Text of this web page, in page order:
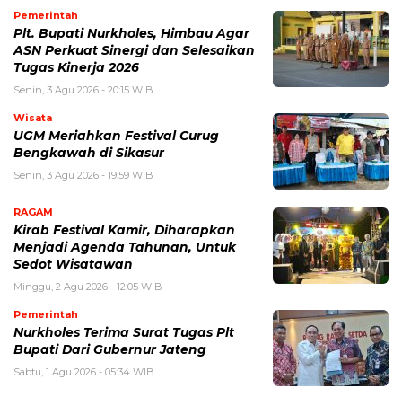
Pemerintah
Plt. Bupati Nurkholes, Himbau Agar
ASN Perkuat Sinergi dan Selesaikan
Tugas Kinerja 2026
Senin, 3 Agu 2026 - 20:15 WIB
Wisata
UGM Meriahkan Festival Curug
Bengkawah di Sikasur
Senin, 3 Agu 2026 - 19:59 WIB
RAGAM
Kirab Festival Kamir, Diharapkan
Menjadi Agenda Tahunan, Untuk
Sedot Wisatawan
Minggu, 2 Agu 2026 - 12:05 WIB
Pemerintah
Nurkholes Terima Surat Tugas Plt
Bupati Dari Gubernur Jateng
Sabtu, 1 Agu 2026 - 05:34 WIB